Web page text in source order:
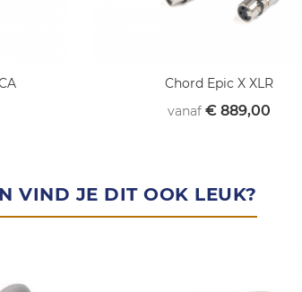
Chord Epic X XLR
vanaf € 889,00
VIND JE DIT OOK LEUK?